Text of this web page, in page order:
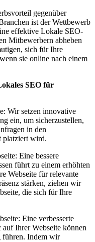
gegenüber
ist der Wettbewerb
effektive Lokale SEO-
Mitbewerbern abheben
sich für Ihre
sie online nach einem
SEO für
Wir setzen innovative
ein, um sicherzustellen,
in den
platziert wird.
Eine bessere
führt zu einem erhöhten
Webseite für relevante
stärken, ziehen wir
die sich für Ihre
Eine verbesserte
Ihrer Webseite können
führen. Indem wir